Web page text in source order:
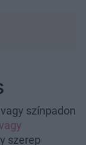
színpadon
szerep